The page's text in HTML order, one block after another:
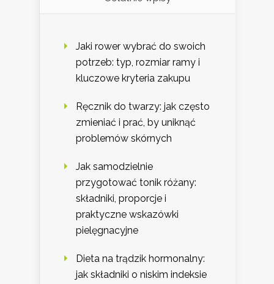
Jaki rower wybrać do swoich
potrzeb: typ, rozmiar ramy i
kluczowe kryteria zakupu
Ręcznik do twarzy: jak często
zmieniać i prać, by uniknąć
problemów skórnych
Jak samodzielnie
przygotować tonik różany:
składniki, proporcje i
praktyczne wskazówki
pielęgnacyjne
Dieta na trądzik hormonalny:
jak składniki o niskim indeksie